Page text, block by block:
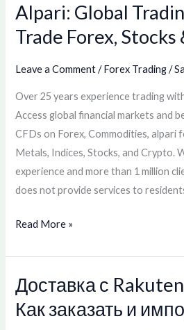
Alpari: Global
Trade Forex, Stocks
Leave a Comment /Forex Trading/
Over 25 years experience trading
Access global financial markets and
CFDs on Forex, Commodities, alpari
Metals, Indices, Stocks, and Crypto.
experience and more than 1 million
does not provide services to
Alpari:
Global
Trading
Broker
Forex,
Stocks
&
More
Read More »
Доставка с
Как заказать и
Доставка
Rakuten